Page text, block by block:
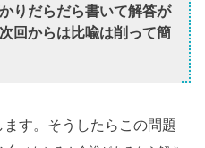
りだらだら書いて解答が
回からは比喩は削って簡
す。そうしたらこの問題